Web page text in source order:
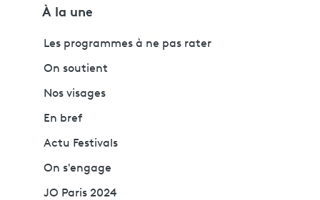
À la une
Les programmes à ne pas rater
On soutient
Nos visages
En bref
Actu Festivals
On s'engage
JO Paris 2024